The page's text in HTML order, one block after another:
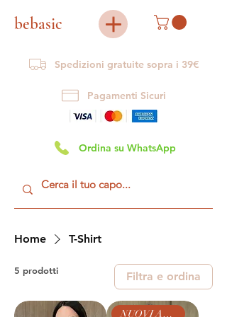
Spedizioni gratuite sopra i 39€
Pagamenti Sicuri
Ordina su WhatsApp
bebasic
Home T-Shirt
5 prodotti Filtra e ordina
NUOVI ARRIVI